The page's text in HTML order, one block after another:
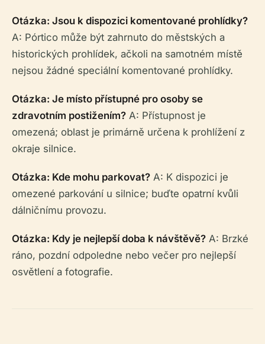
Otázka: Jsou k dispozici komentované prohlídky?
A: Pórtico může být zahrnuto do městských a
historických prohlídek, ačkoli na samotném místě
nejsou žádné speciální komentované prohlídky.
Otázka: Je místo přístupné pro osoby se
zdravotním postižením? A: Přístupnost je
omezená; oblast je primárně určena k prohlížení z
okraje silnice.
Otázka: Kde mohu parkovat? A: K dispozici je
omezené parkování u silnice; buďte opatrní kvůli
dálničnímu provozu.
Otázka: Kdy je nejlepší doba k návštěvě? A: Brzké
ráno, pozdní odpoledne nebo večer pro nejlepší
osvětlení a fotografie.